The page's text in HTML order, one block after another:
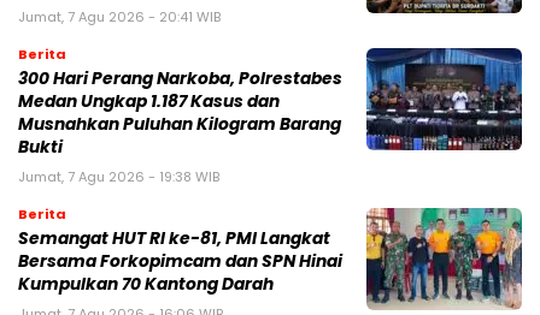
Jumat, 7 Agu 2026 - 20:41 WIB
Berita
300 Hari Perang Narkoba, Polrestabes
Medan Ungkap 1.187 Kasus dan
Musnahkan Puluhan Kilogram Barang
Bukti
Jumat, 7 Agu 2026 - 19:38 WIB
Berita
Semangat HUT RI ke-81, PMI Langkat
Bersama Forkopimcam dan SPN Hinai
Kumpulkan 70 Kantong Darah